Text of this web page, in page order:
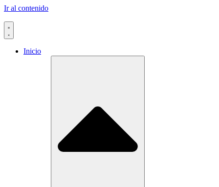
Ir al contenido
Inicio